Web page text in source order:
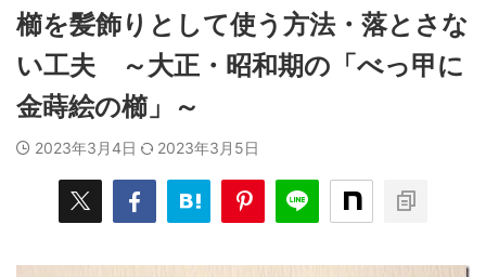
櫛を髪飾りとして使う方法・落とさな
い工夫 ～大正・昭和期の「べっ甲に
金蒔絵の櫛」～
2023年3月4日 2023年3月5日